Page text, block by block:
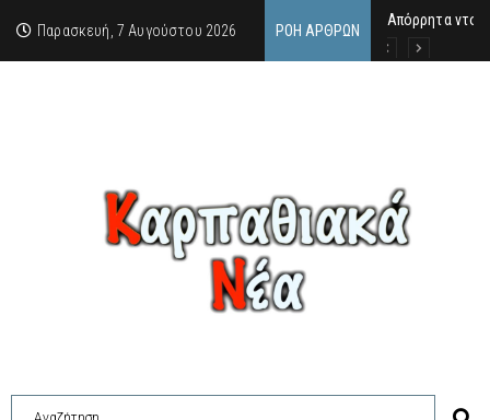
Παρασκευή, 7 Αυγούστου 2026 ΡΟΉ ΆΡΘΡΩΝ
Απόρρητα
Μανώλης
Σαν σήμερα